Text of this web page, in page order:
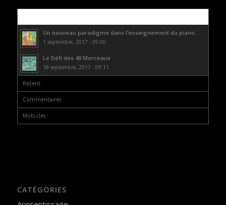
Un nouveau paradigme dans l’enseignement du piano:...
1 septembre, 2017 - 09:00
Le Défi des 40 Morceaux
18 septembre, 2017 - 09:11
Récent
Commentaires
Mots-clés
CATÉGORIES